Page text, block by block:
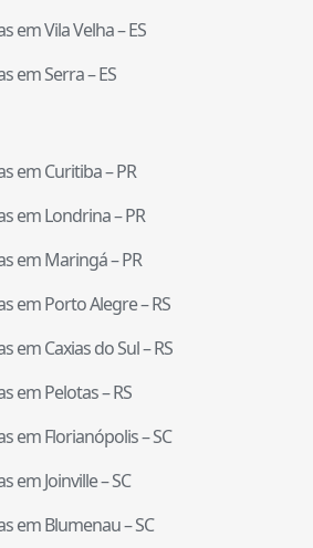
emVila Velha–ES
emSerra–ES
emCuritiba–PR
emLondrina–PR
emMaringá–PR
emPorto Alegre–RS
emCaxias do Sul–RS
emPelotas–RS
emFlorianópolis–SC
emJoinville–SC
emBlumenau–SC